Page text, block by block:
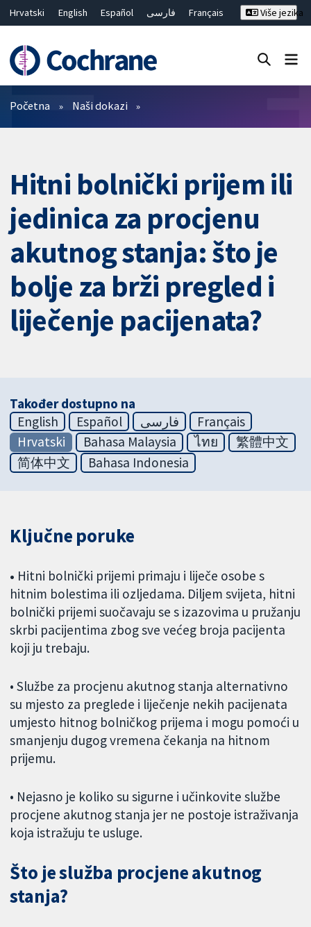
Hrvatski English Español فارسی
Français
繁體中文
简体中文
Više jezika
Prečistači
Početna Naši dokazi
Hitni bolnički prijem ili
jedinica za procjenu
akutnog stanja: što je
bolje za brži pregled i
liječenje pacijenata?
Također dostupno na
English
Español فارسی
Français
Hrvatski
Bahasa Malaysia ไทย
繁體中文
简体中文
Bahasa Indonesia
Ključne poruke
• Hitni bolnički prijemi primaju i liječe osobe s
hitnim bolestima ili ozljedama. Diljem svijeta, hitni
bolnički prijemi suočavaju se s izazovima u pružanju
skrbi pacijentima zbog sve većeg broja pacijenta
koji ju trebaju.
• Službe za procjenu akutnog stanja alternativno
su mjesto za preglede i liječenje nekih pacijenata
umjesto hitnog bolničkog prijema i mogu pomoći u
smanjenju dugog vremena čekanja na hitnom
prijemu.
• Nejasno je koliko su sigurne i učinkovite službe
procjene akutnog stanja jer ne postoje istraživanja
koja istražuju te usluge.
Što je služba procjene akutnog
stanja?